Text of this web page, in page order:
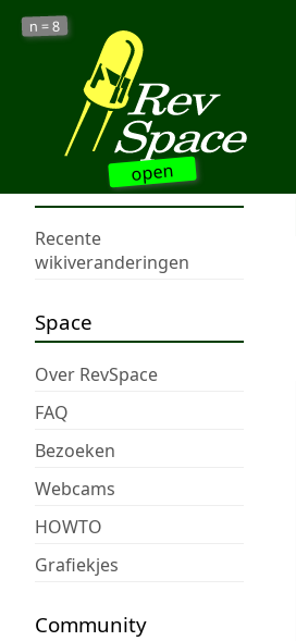
open
n =8
Recente
wikiveranderingen
Space
Over RevSpace
FAQ
Bezoeken
Webcams
HOWTO
Grafiekjes
Community